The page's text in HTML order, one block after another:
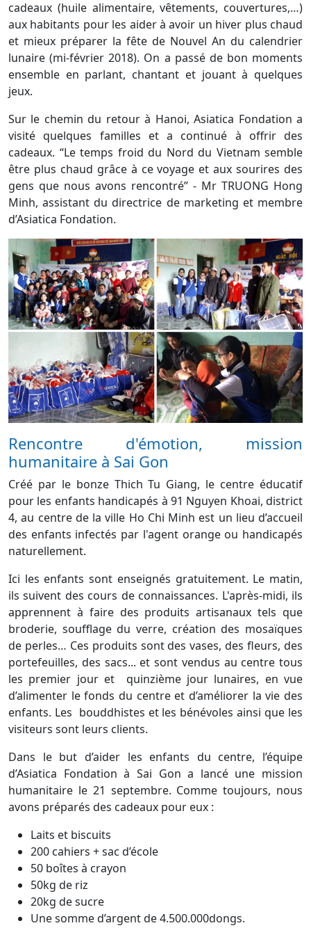
cadeaux (huile alimentaire, vêtements, couvertures,…)
aux habitants pour les aider à avoir un hiver plus chaud
et mieux préparer la fête de Nouvel An du calendrier
lunaire (mi-février 2018). On a passé de bon moments
ensemble en parlant, chantant et jouant à quelques
jeux.
Sur le chemin du retour à Hanoi, Asiatica Fondation a
visité quelques familles et a continué à offrir des
cadeaux. “Le temps froid du Nord du Vietnam semble
être plus chaud grâce à ce voyage et aux sourires des
gens que nous avons rencontré” - Mr TRUONG Hong
Minh, assistant du directrice de marketing et membre
d’Asiatica Fondation.
Rencontre d'émotion, mission
humanitaire à Sai Gon
Créé par le bonze Thich Tu Giang, le centre éducatif
pour les enfants handicapés à 91 Nguyen Khoai, district
4, au centre de la ville Ho Chi Minh est un lieu d’accueil
des enfants infectés par l'agent orange ou handicapés
naturellement.
Ici les enfants sont enseignés gratuitement. Le matin,
ils suivent des cours de connaissances. L'après-midi, ils
apprennent à faire des produits artisanaux tels que
broderie, soufflage du verre, création des mosaïques
de perles… Ces produits sont des vases, des fleurs, des
portefeuilles, des sacs... et sont vendus au centre tous
les premier jour et quinzième jour lunaires, en vue
d’alimenter le fonds du centre et d’améliorer la vie des
enfants. Les bouddhistes et les bénévoles ainsi que les
visiteurs sont leurs clients.
Dans le but d’aider les enfants du centre, l’équipe
d’Asiatica Fondation à Sai Gon a lancé une mission
humanitaire le 21 septembre. Comme toujours, nous
avons préparés des cadeaux pour eux :
Laits et biscuits
200 cahiers + sac d’école
50 boîtes à crayon
50kg de riz
20kg de sucre
Une somme d’argent de 4.500.000dongs.